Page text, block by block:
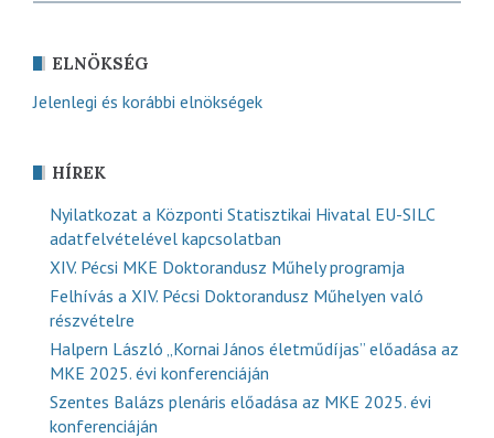
ELNÖKSÉG
Jelenlegi és korábbi elnökségek
HÍREK
Nyilatkozat a Központi Statisztikai Hivatal EU-SILC
adatfelvételével kapcsolatban
XIV. Pécsi MKE Doktorandusz Műhely programja
Felhívás a XIV. Pécsi Doktorandusz Műhelyen való
részvételre
Halpern László „Kornai János életműdíjas” előadása az
MKE 2025. évi konferenciáján
Szentes Balázs plenáris előadása az MKE 2025. évi
konferenciáján